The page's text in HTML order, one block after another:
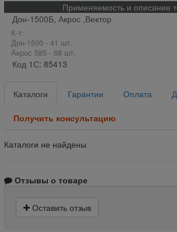
Применяемость и описание
Дон-1500Б, Акрос ,Вектор
К-т:
Дон-1500 - 41 шт.
Акрос 585 - 68 шт.
Код 1С: 85413
Каталоги Гарантии Оплата
Получить консультацию
Каталоги не найдены
Отзывы о товаре
Оставить отзыв